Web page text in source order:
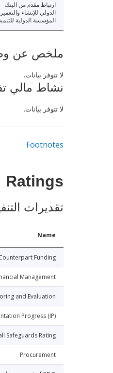
ارتباط مقدم من البنك
الدولي للإنشاء
المؤسسة الدولية
ملخص عن وضع
لا تتوفر بيانات.
نشاط مالي
لا تتوفر بيانات.
Footnotes
Ratings
تقديرات
Name
Funding
Management
and Evaluation
Progress (IP)
Safeguards Rating
Procurement